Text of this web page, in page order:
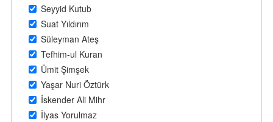
Seyyid Kutub
Suat Yıldırım
Süleyman Ateş
Tefhim-ul Kuran
Ümit Şimşek
Yaşar Nuri Öztürk
İskender Ali Mihr
İlyas Yorulmaz